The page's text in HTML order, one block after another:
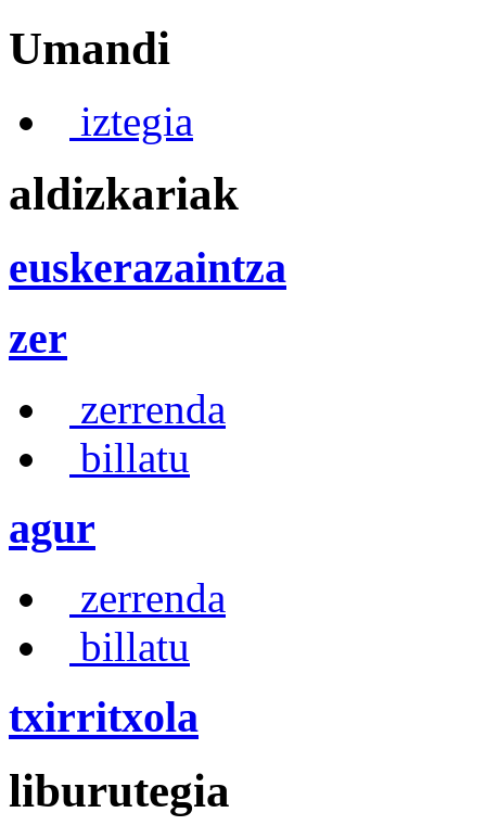
Umandi
iztegia
aldizkariak
euskerazaintza
zer
zerrenda
billatu
agur
zerrenda
billatu
txirritxola
liburutegia